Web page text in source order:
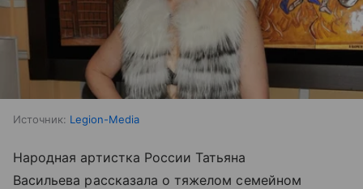
Источник: Legion-Media
Народная артистка России Татьяна
Васильева рассказала о тяжелом семейном